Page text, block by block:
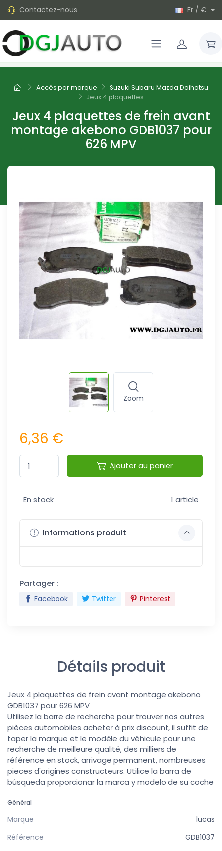
Contactez-nous Fr / €
Accès par marque
Suzuki Subaru Mazda Daihatsu
Jeux 4 plaquettes...
Jeux 4 plaquettes de frein avant
montage akebono GDB1037 pour
626 MPV
Zoom
6,36 €
Ajouter au panier
En stock 1 article
Informations produit
Partager :
Facebook Twitter Pinterest
Détails produit
Jeux 4 plaquettes de frein avant montage akebono
GDB1037 pour 626 MPV
Utilisez la barre de recherche pour trouver nos autres
pièces automobiles acheter à prix discount, il suffit de
taper la marque et le modèle du véhicule pour une
recherche de meilleure qualité, des milliers de
référence en stock, arrivage permanent, nombreuses
pieces d'origines constructeurs. Utilice la barra de
búsqueda proporcionar la marca y modelo de su coche
Général
Marque
lucas
Référence
GDB1037